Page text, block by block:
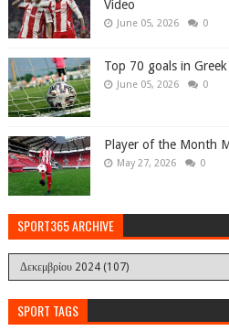
Video
June 05, 2026 0
Top 70 goals in
June 05, 2026 0
Player of the Month
May 27, 2026 0
SPORT365 ARCHIVE
SPORT TAGS